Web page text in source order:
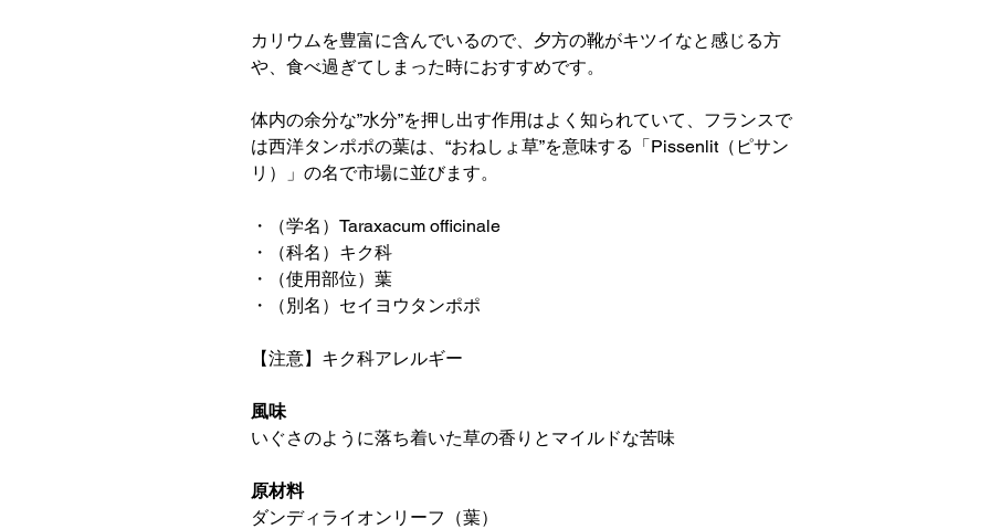
カリウムを豊富に含んでいるので、夕方の靴がキツイなと感じる方
や、食べ過ぎてしまった時におすすめです。
体内の余分な”水分”を押し出す作用はよく知られていて、フランスで
は西洋タンポポの葉は、“おねしょ草”を意味する「Pissenlit（ピサン
リ）」の名で市場に並びます。
・（学名）Taraxacum officinale
・（科名）キク科
・（使用部位）葉
・（別名）セイヨウタンポポ
【注意】キク科アレルギー
風味
いぐさのように落ち着いた草の香りとマイルドな苦味
原材料
ダンディライオンリーフ（葉）